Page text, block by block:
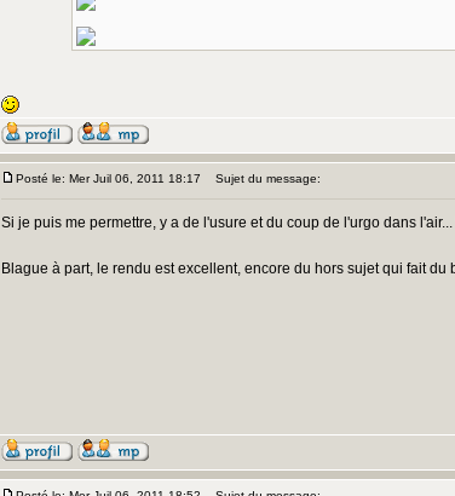
Posté le: Mer Juil 06, 2011 18:17 Sujet du message:
Si je puis me permettre, y a de l'usure et du coup de l'urgo dans l'air...
Blague à part, le rendu est excellent, encore du hors sujet qui fait du